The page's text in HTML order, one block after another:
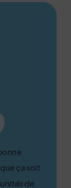
ça soit
de